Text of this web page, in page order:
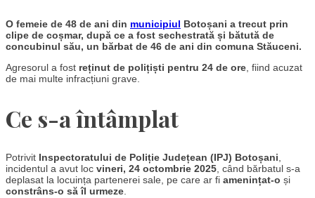
O femeie de 48 de ani din municipiul Botoșani a trecut prin
clipe de coșmar, după ce a fost sechestrată și bătută de
concubinul său, un bărbat de 46 de ani din comuna Stăuceni.
Agresorul a fost reținut de polițiști pentru 24 de ore , fiind acuzat
de mai multe infracțiuni grave.
Ce s-a întâmplat
Potrivit Inspectoratului de Poliție Județean (IPJ) Botoșani
incidentul a avut loc vineri, 24 octombrie 2025 , când bărbatul s-a
deplasat la locuința partenerei sale, pe care ar fi amenințat-o și
constrâns-o să îl urmeze